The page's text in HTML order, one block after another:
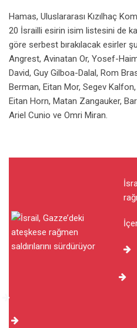
Hamas, Uluslararası Kızılhaç
20 İsrailli esirin isim listesini de
göre serbest bırakılacak esirler
Angrest, Avinatan Or, Yosef-
David, Guy Gilboa-Dalal, Rom
Berman, Eitan Mor, Segev
Eitan Horn, Matan Zangauker,
Ariel Cunio ve Omri Miran.